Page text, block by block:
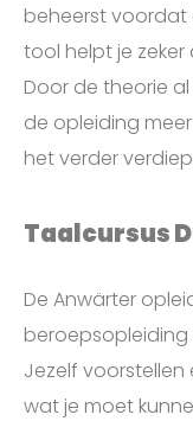
beheerst voordat
tool helpt je
Door de theorie
de opleiding
het verder
Taalcursus
De Anwärter
beroepsopleiding
Jezelf voorstellen
wat je moet